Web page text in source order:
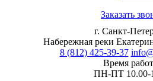
Заказать
г. Санкт-
Набережная реки
8 (812) 425-39-37
Время
ПН-ПТ 10.00-